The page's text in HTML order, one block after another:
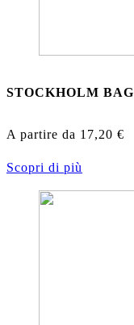
STOCKHOLM BAG
A partire da 17,20 €
Scopri di più